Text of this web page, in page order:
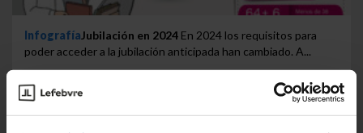
InfografíaJubilación en 2024 En 2024 los requisitos para
poder acceder a la jubilación anticipada han cambiado. A...